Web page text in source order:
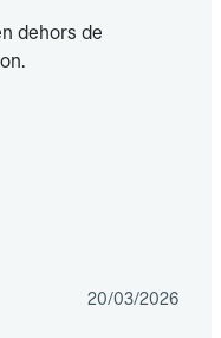
dehors de
20/03/2026